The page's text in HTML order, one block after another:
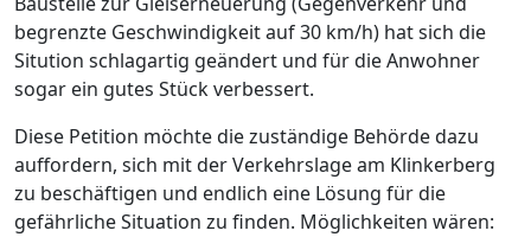
begrenzte Geschwindigkeit auf 30 km/h) hat sich die
Sitution schlagartig geändert und für die Anwohner
sogar ein gutes Stück verbessert.
Diese Petition möchte die zuständige Behörde dazu
auffordern, sich mit der Verkehrslage am Klinkerberg
zu beschäftigen und endlich eine Lösung für die
gefährliche Situation zu finden. Möglichkeiten wären: